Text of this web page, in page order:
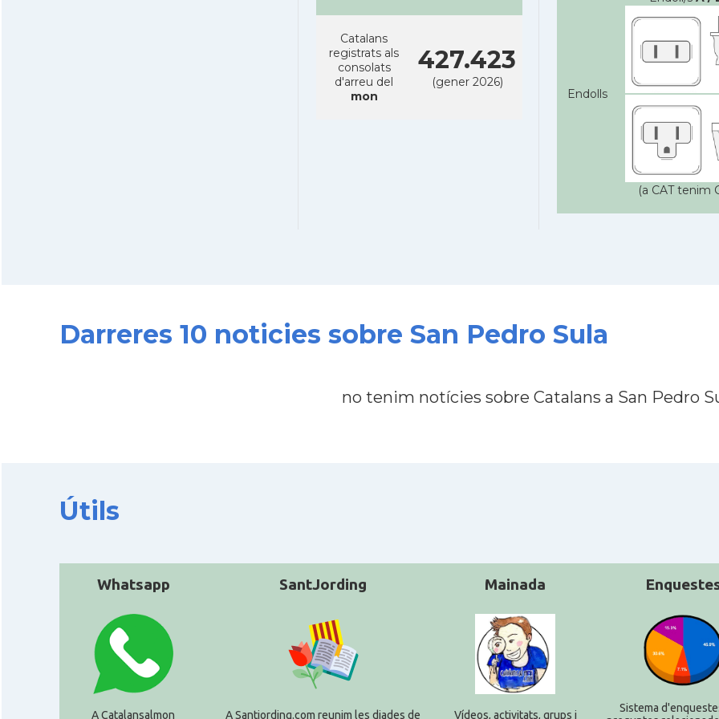
Catalans
registrats als
consolats
d'arreu del
mon
427.423
(gener 2026)
Endolls
(a CAT tenim
Darreres 10 noticies sobre San Pedro Sula
no tenim notícies sobre Catalans a San Pedro
Útils
Whatsapp
A Catalansalmon
SantJording
A Santjording.com reunim les diades de
Mainada
Ví­deos, activitats, grups i
Sistema